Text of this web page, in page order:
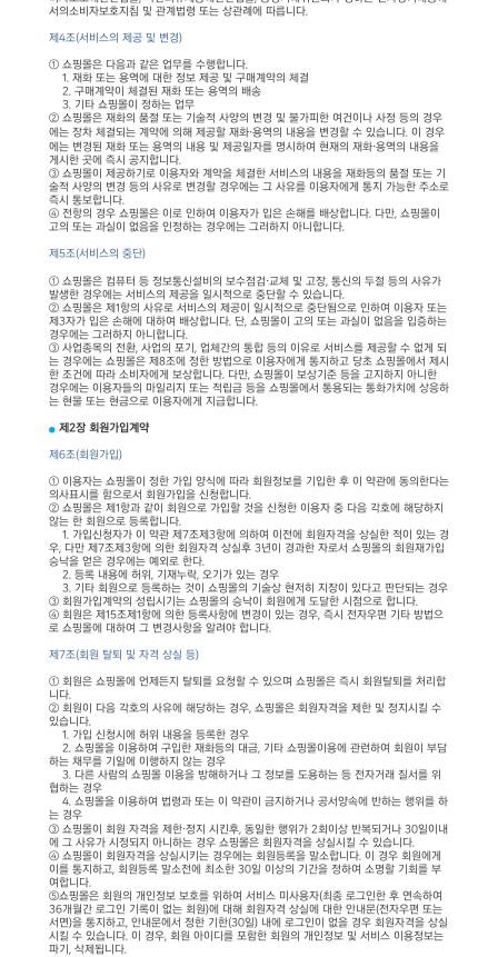
서의소비자보호지침 및 관계법령 또는 상관례에 따릅니다.
제4조(서비스의 제공 및 변경)
① 쇼핑몰은 다음과 같은 업무를 수행합니다.
1. 재화 또는 용역에 대한 정보 제공 및 구매계약의 체결
2. 구매계약이 체결된 재화 또는 용역의 배송
3. 기타 쇼핑몰이 정하는 업무
② 쇼핑몰은 재화의 품절 또는 기술적 사양의 변경 및 불가피한 여건이나 사정 등의 경우
에는 장차 체결되는 계약에 의해 제공할 재화·용역의 내용을 변경할 수 있습니다. 이 경우
에는 변경된 재화 또는 용역의 내용 및 제공일자를 명시하여 현재의 재화·용역의 내용을
게시한 곳에 즉시 공지합니다.
③ 쇼핑몰이 제공하기로 이용자와 계약을 체결한 서비스의 내용을 재화등의 품절 또는 기
술적 사양의 변경 등의 사유로 변경할 경우에는 그 사유를 이용자에게 통지 가능한 주소로
즉시 통보합니다.
④ 전항의 경우 쇼핑몰은 이로 인하여 이용자가 입은 손해를 배상합니다. 다만, 쇼핑몰이
고의 또는 과실이 없음을 인정하는 경우에는 그러하지 아니합니다.
제5조(서비스의 중단)
① 쇼핑몰은 컴퓨터 등 정보통신설비의 보수점검·교체 및 고장, 통신의 두절 등의 사유가
발생한 경우에는 서비스의 제공을 일시적으로 중단할 수 있습니다.
② 쇼핑몰은 제1항의 사유로 서비스의 제공이 일시적으로 중단됨으로 인하여 이용자 또는
제3자가 입은 손해에 대하여 배상합니다. 단, 쇼핑몰이 고의 또는 과실이 없음을 입증하는
경우에는 그러하지 아니합니다.
③ 사업종목의 전환, 사업의 포기, 업체간의 통합 등의 이유로 서비스를 제공할 수 없게 되
는 경우에는 쇼핑몰은 제8조에 정한 방법으로 이용자에게 통지하고 당초 쇼핑몰에서 제시
한 조건에 따라 소비자에게 보상합니다. 다만, 쇼핑몰이 보상기준 등을 고지하지 아니한
경우에는 이용자들의 마일리지 또는 적립금 등을 쇼핑몰에서 통용되는 통화가치에 상응하
는 현물 또는 현금으로 이용자에게 지급합니다.
제2장 회원가입계약
제6조(회원가입)
① 이용자는 쇼핑몰이 정한 가입 양식에 따라 회원정보를 기입한 후 이 약관에 동의한다는
의사표시를 함으로서 회원가입을 신청합니다.
② 쇼핑몰은 제1항과 같이 회원으로 가입할 것을 신청한 이용자 중 다음 각호에 해당하지
않는 한 회원으로 등록합니다.
1. 가입신청자가 이 약관 제7조제3항에 의하여 이전에 회원자격을 상실한 적이 있는 경
우, 다만 제7조제3항에 의한 회원자격 상실후 3년이 경과한 자로서 쇼핑몰의 회원재가입
승낙을 얻은 경우에는 예외로 한다.
2. 등록 내용에 허위, 기재누락, 오기가 있는 경우
3. 기타 회원으로 등록하는 것이 쇼핑몰의 기술상 현저히 지장이 있다고 판단되는 경우
③ 회원가입계약의 성립시기는 쇼핑몰의 승낙이 회원에게 도달한 시점으로 합니다.
④ 회원은 제15조제1항에 의한 등록사항에 변경이 있는 경우, 즉시 전자우편 기타 방법으
로 쇼핑몰에 대하여 그 변경사항을 알려야 합니다.
제7조(회원 탈퇴 및 자격 상실 등)
① 회원은 쇼핑몰에 언제든지 탈퇴를 요청할 수 있으며 쇼핑몰은 즉시 회원탈퇴를 처리합
니다.
② 회원이 다음 각호의 사유에 해당하는 경우, 쇼핑몰은 회원자격을 제한 및 정지시킬 수
있습니다.
1. 가입 신청시에 허위 내용을 등록한 경우
2. 쇼핑몰을 이용하여 구입한 재화등의 대금, 기타 쇼핑몰이용에 관련하여 회원이 부담
하는 채무를 기일에 이행하지 않는 경우
3. 다른 사람의 쇼핑몰 이용을 방해하거나 그 정보를 도용하는 등 전자거래 질서를 위
협하는 경우
4. 쇼핑몰을 이용하여 법령과 또는 이 약관이 금지하거나 공서양속에 반하는 행위를 하
는 경우
③ 쇼핑몰이 회원 자격을 제한·정지 시킨후, 동일한 행위가 2회이상 반복되거나 30일이내
에 그 사유가 시정되지 아니하는 경우 쇼핑몰은 회원자격을 상실시킬 수 있습니다.
④ 쇼핑몰이 회원자격을 상실시키는 경우에는 회원등록을 말소합니다. 이 경우 회원에게
이를 통지하고, 회원등록 말소전에 최소한 30일 이상의 기간을 정하여 소명할 기회를 부
여합니다.
⑤쇼핑몰은 회원의 개인정보 보호를 위하여 서비스 미사용자(최종 로그인한 후 연속하여
36개월간 로그인 기록이 없는 회원)에 대해 회원자격 상실에 대한 안내문(전자우편 또는
서면)을 통지하고, 안내문에서 정한 기한(30일) 내에 로그인이 없을 경우 회원자격을 상실
시킬 수 있습니다. 이 경우, 회원 아이디를 포함한 회원의 개인정보 및 서비스 이용정보는
파기, 삭제됩니다.